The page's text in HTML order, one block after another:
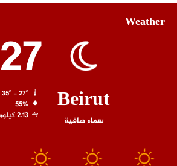
Weather
Beirut
سماء صافية
27
55%
2.13 كيلومتر/ساعة